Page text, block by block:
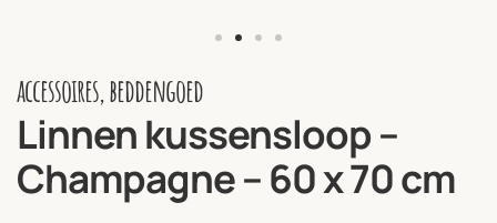
accessoires,beddengoed
Linnen kussensloop –
Champagne – 60 x 70 cm